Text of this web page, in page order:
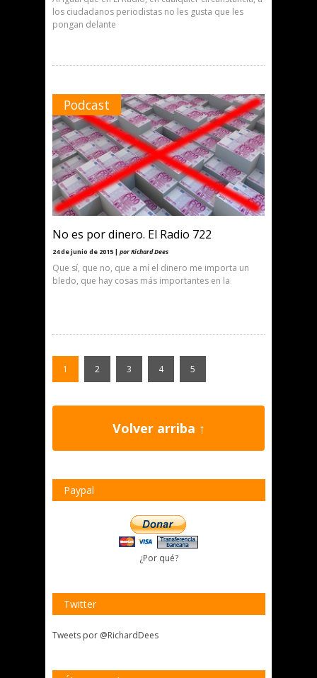
los ciudadanos periodistas no les gusta que les
pongan delante
Podcast
No es por dinero. El Radio 722
24 de junio de 2015 | por Richard Dees
Que sí, que no, que a mí el dinero me importa un
bledo, que hay cosas más importantes en la
1 2 3 4 5
Volver arriba ↑
Paypal
¿Por qué?
Twitter
Tweets por @RichardDees